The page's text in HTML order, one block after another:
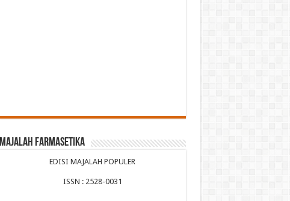
Majalah Farmasetika
EDISI MAJALAH POPULER
ISSN : 2528-0031